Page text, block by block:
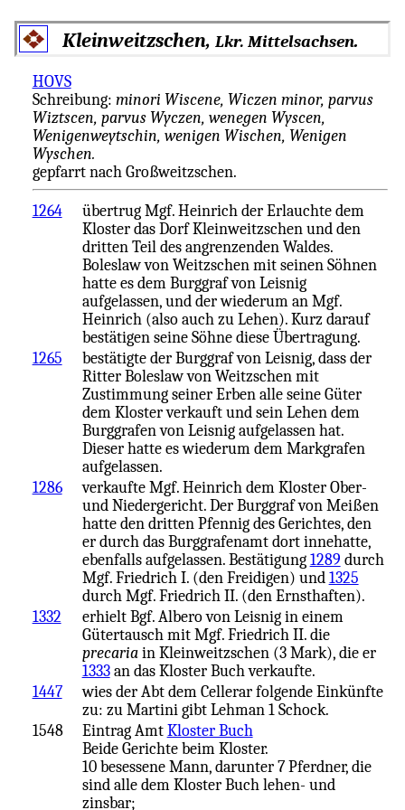
Kleinweitzschen,Lkr. Mittelsachsen.
HOVS
Schreibung: minori Wiscene, Wiczen minor, parvus
Wiztscen, parvus Wyczen, wenegen Wyscen,
Wenigenweytschin, wenigen Wischen, Wenigen
Wyschen.
gepfarrt nach Großweitzschen.
1264
übertrug Mgf. Heinrich der Erlauchte dem
Kloster das Dorf Kleinweitzschen und den
dritten Teil des angrenzenden Waldes.
Boleslaw von Weitzschen mit seinen Söhnen
hatte es dem Burggraf von Leisnig
aufgelassen, und der wiederum an Mgf.
Heinrich (also auch zu Lehen). Kurz darauf
bestätigen seine Söhne diese Übertragung.
1265
bestätigte der Burggraf von Leisnig, dass der
Ritter Boleslaw von Weitzschen mit
Zustimmung seiner Erben alle seine Güter
dem Kloster verkauft und sein Lehen dem
Burggrafen von Leisnig aufgelassen hat.
Dieser hatte es wiederum dem Markgrafen
aufgelassen.
1286
verkaufte Mgf. Heinrich dem Kloster Ober-
und Niedergericht. Der Burggraf von Meißen
hatte den dritten Pfennig des Gerichtes, den
er durch das Burggrafenamt dort innehatte,
ebenfalls aufgelassen. Bestätigung 1289 durch
Mgf. Friedrich I. (den Freidigen) und 1325
durch Mgf. Friedrich II. (den Ernsthaften).
1332
erhielt Bgf. Albero von Leisnig in einem
Gütertausch mit Mgf. Friedrich II. die
precariain Kleinweitzschen (3 Mark), die er
1333an das Kloster Buch verkaufte.
1447
wies der Abt dem Cellerar folgende Einkünfte
zu: zu Martini gibt Lehman 1 Schock.
1548
Eintrag Amt Kloster Buch
Beide Gerichte beim Kloster.
10 besessene Mann, darunter 7 Pferdner, die
sind alle dem Kloster Buch lehen- und
zinsbar;